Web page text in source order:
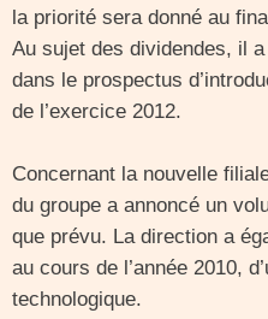
la priorité sera donné au
Au sujet des dividendes, il
dans le prospectus
de l’exercice 2012.
Concernant la nouvelle
du groupe a annoncé un
que prévu. La direction a
au cours de l’année 2010,
technologique.